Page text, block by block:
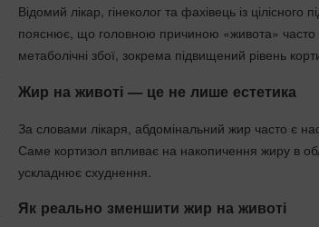
Відомий лікар, гінеколог та фахівець із
пояснює, що головною причиною «живота» часто
метаболічні збої, зокрема підвищений рівень
Жир на животі — це не лише естетика
За словами лікаря, абдомінальний жир часто є
Саме кортизол впливає на накопичення жиру в
ускладнює схуднення.
Як реально зменшити жир на животі